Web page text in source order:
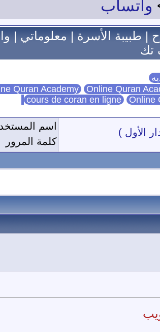
واتساب
|طبيبة الأسرة|معلوماتي|
تك
Quran Academy Online Quran
cours de coran en ligne Online
الأول )
اسم
كلمة المرور